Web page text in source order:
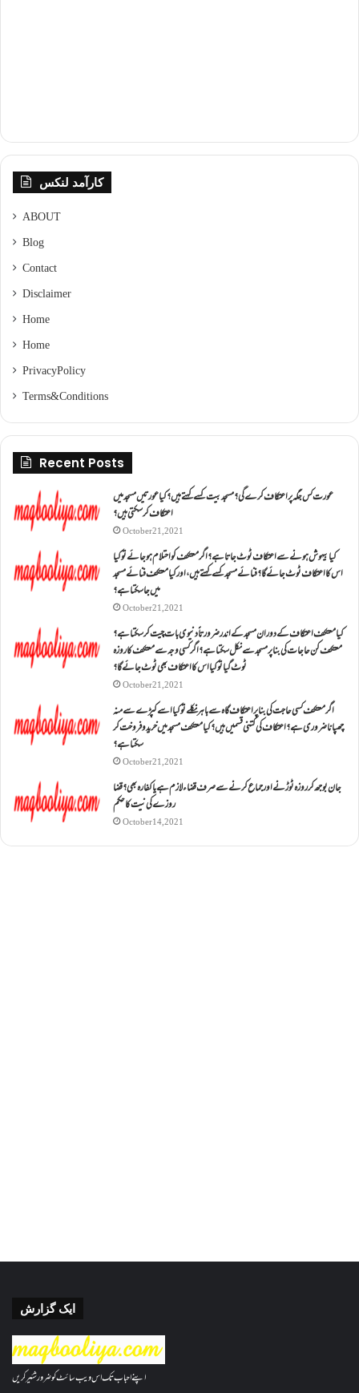
کارآمد لنکس
ABOUT
Blog
Contact
Disclaimer
Home
Home
Privacy Policy
Terms & Conditions
Recent Posts
عورت کس جگہ پر اعتکاف کرے گی؟مسجد بیت کسے کہتے ہیں؟کیا عورتیں مسجد میں
اعتکاف کر سکتی ہیں؟
October 21, 2021
کیا بیہوش ہونے سے اعتکاف ٹوٹ جاتا ہے؟ اگر معتکف کو احتلام ہو جائے تو کیا
اس کا اعتکاف ٹوٹ جائے گا؟فنائے مسجد کسے کہتے ہیں ، اور کیا معتکف فنائے مسجد
میں جا سکتا ہے؟
October 21, 2021
کیا معتکف اعتکاف کے دوران مسجد کے اندر ضرورتاً دنیوی بات چیت کر سکتا ہے؟
معتکف کن حاجات کی بنا پر مسجد سے نکل سکتا ہے؟ اگر کسی وجہ سے معتکف کا روزہ
ٹوٹ گیا تو کیا اس کا اعتکاف بھی ٹوٹ جائے گا؟
October 21, 2021
اگر معتکف کسی حاجت کی بنا پر اعتکاف گاہ سے باہر نکلے تو کیا اسے کپڑے سے منہ
چھپانا ضروری ہے؟اعتکاف کی کتنی قسمیں ہیں؟کیا معتکف مسجد میں خرید و فروخت کر
سکتا ہے؟
October 21, 2021
جان بوجھ کر روزہ ٹوڑنے اور جماع کرنے سے صرف قضاء لازم ہے یا کفارہ بھی؟ قضا
روزے کی نیت کا حکم
October 14, 2021
ایک گزارش
اپنے احباب تک اس ویب سائٹ کو ضرور شئیر کریں